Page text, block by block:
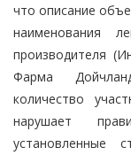
что описание
наименования
производителя
Фарма
количество
нарушает
установленные